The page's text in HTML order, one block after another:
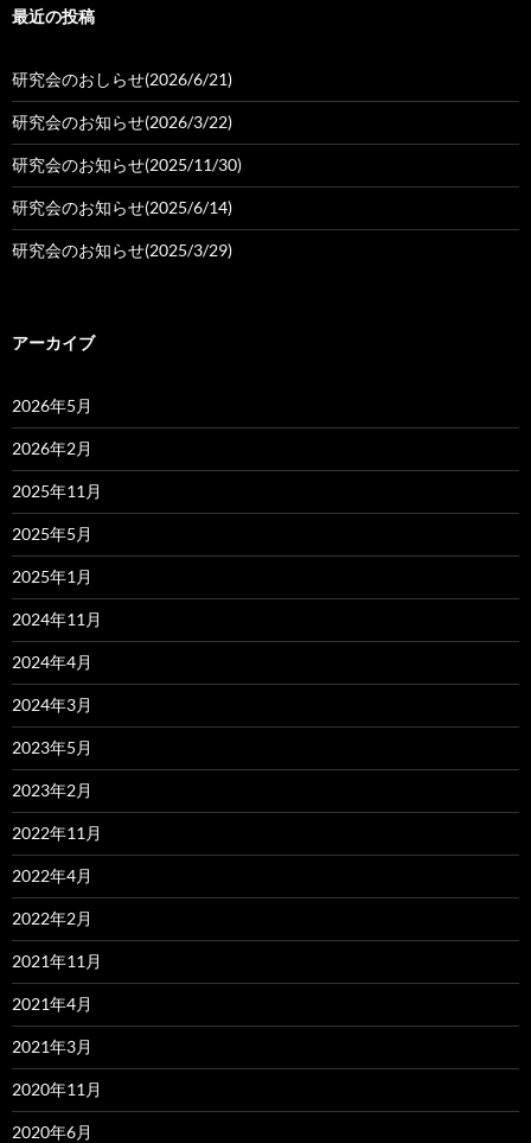
最近の投稿
研究会のおしらせ(2026/6/21)
研究会のお知らせ(2026/3/22)
研究会のお知らせ(2025/11/30)
研究会のお知らせ(2025/6/14)
研究会のお知らせ(2025/3/29)
アーカイブ
2026年5月
2026年2月
2025年11月
2025年5月
2025年1月
2024年11月
2024年4月
2024年3月
2023年5月
2023年2月
2022年11月
2022年4月
2022年2月
2021年11月
2021年4月
2021年3月
2020年11月
2020年6月